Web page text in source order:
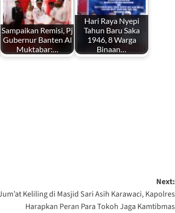
Sampaikan Remisi, Pj
Gubernur Banten Al
Muktabar:…
by
Hari Raya Nyepi
Tahun Baru Saka
1946, 8 Warga
Binaan…
by
Next:
Keliling di Masjid Sari Asih Karawaci, Kapolres
Harapkan Peran Para Tokoh Jaga Kamtibmas